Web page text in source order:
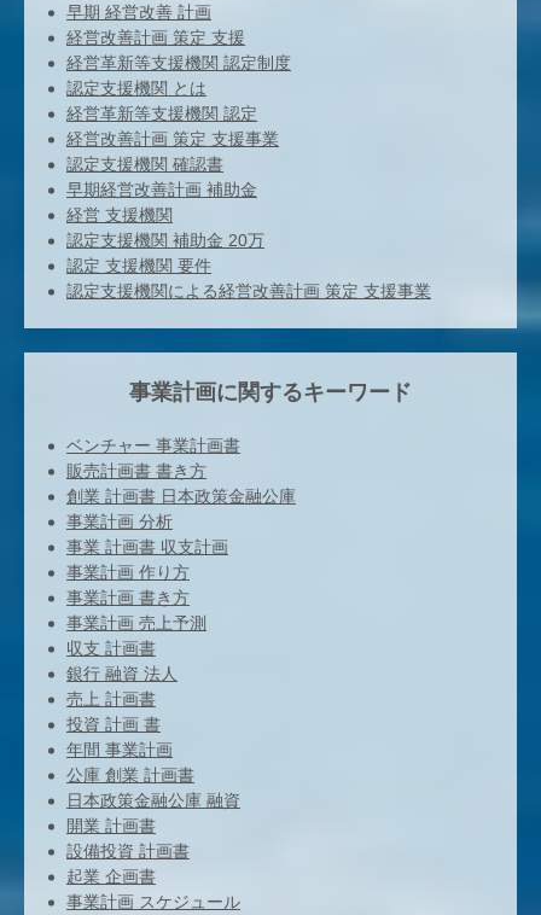
早期 経営改善 計画
経営改善計画 策定 支援
経営革新等支援機関 認定制度
認定支援機関 とは
経営革新等支援機関 認定
経営改善計画 策定 支援事業
認定支援機関 確認書
早期経営改善計画 補助金
経営 支援機関
認定支援機関 補助金 20万
認定 支援機関 要件
認定支援機関による経営改善計画 策定 支援事業
事業計画に関するキーワード
ベンチャー 事業計画書
販売計画書 書き方
創業 計画書 日本政策金融公庫
事業計画 分析
事業 計画書 収支計画
事業計画 作り方
事業計画 書き方
事業計画 売上予測
収支 計画書
銀行 融資 法人
売上 計画書
投資 計画 書
年間 事業計画
公庫 創業 計画書
日本政策金融公庫 融資
開業 計画書
設備投資 計画書
起業 企画書
事業計画 スケジュール